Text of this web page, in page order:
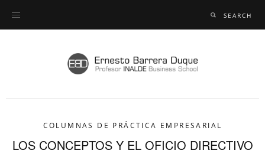
COLUMNAS DE PRÁCTICA EMPRESARIAL
LOS CONCEPTOS Y EL OFICIO DIRECTIVO